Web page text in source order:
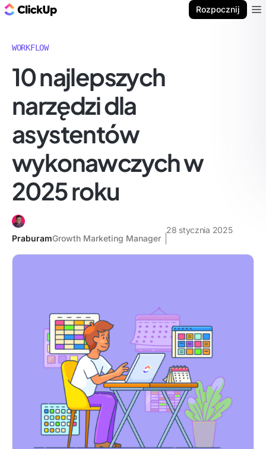
Rozpocznij
WORKFLOW
10 najlepszych
narzędzi dla
asystentów
wykonawczych w
2025 roku
PraburamGrowth Marketing Manager
28 stycznia 2025